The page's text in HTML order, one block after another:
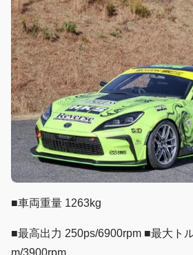
■車両重量 1263kg
■最高出力 250ps/6900rpm ■最大ト
m/3900rpm